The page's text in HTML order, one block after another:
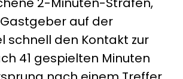
auf der
schnell den Kontakt zur
41 gespielten Minuten